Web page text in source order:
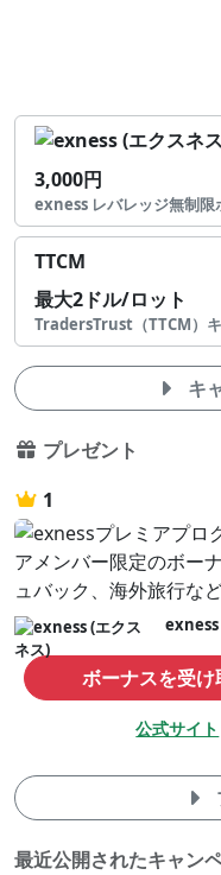
3,000円
exness レバレッジ無制限
TTCM
最大2ドル/ロット
TradersTrust（TTCM）
キ
プレゼント
1
exness
ボーナスを受け
公式サイト
最近公開されたキャン